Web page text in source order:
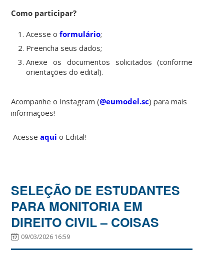
Como participar?
Acesse oformulário;
Preencha seus dados;
Anexe os documentos solicitados (conforme
orientações do edital).
Acompanhe o Instagram (@eumodel.sc) para mais
informações!
Acesseaquio Edital!
SELEÇÃO DE ESTUDANTES
PARA MONITORIA EM
DIREITO CIVIL – COISAS
09/03/2026 16:59